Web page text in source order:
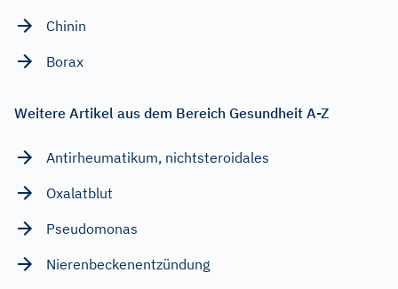
Chinin
Borax
Weitere Artikel aus dem Bereich Gesundheit A-Z
Antirheumatikum, nichtsteroidales
Oxalatblut
Pseudomonas
Nierenbeckenentzündung